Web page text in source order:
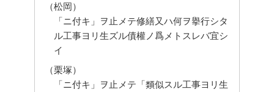
（松岡）
「ニ付キ」ヲ止メテ修繕又ハ何ヲ擧行シタ
ル工事ヨリ生ズル債權ノ爲メトスレバ宜シ
イ
（栗塚）
「ニ付キ」ヲ止メテ「類似スル工事ヨリ生